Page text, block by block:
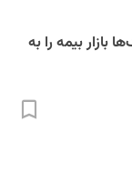
بازار بیمه را به